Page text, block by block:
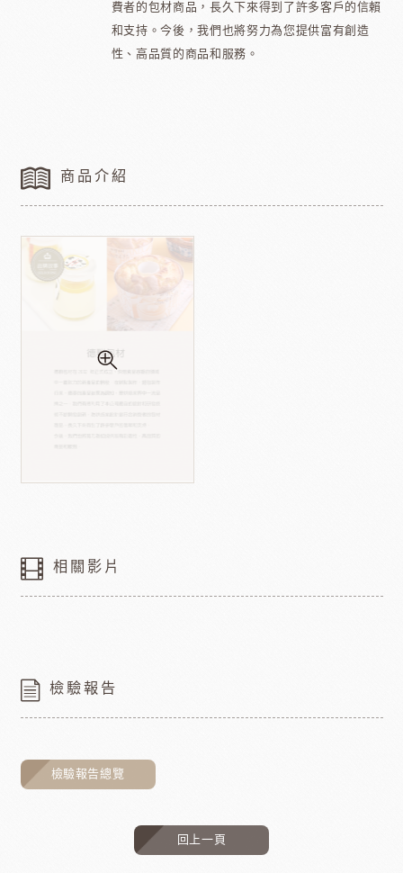
費者的包材商品，長久下來得到了許多客戶的信賴
和支持。今後，我們也將努力為您提供富有創造
性、高品質的商品和服務。
商品介紹
相關影片
檢驗報告
檢驗報告總覽
回上一頁